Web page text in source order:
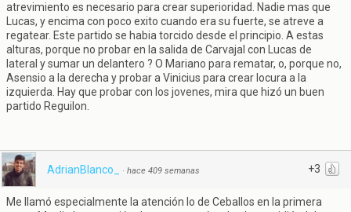
atrevimiento es necesario para crear superioridad. Nadie mas que
Lucas, y encima con poco exito cuando era su fuerte, se atreve a
regatear. Este partido se habia torcido desde el principio. A estas
alturas, porque no probar en la salida de Carvajal con Lucas de
lateral y sumar un delantero ? O Mariano para rematar, o, porque no,
Asensio a la derecha y probar a Vinicius para crear locura a la
izquierda. Hay que probar con los jovenes, mira que hizó un buen
partido Reguilon.
+3
AdrianBlanco_ · hace 409 semanas
Me llamó especialmente la atención lo de Ceballos en la primera